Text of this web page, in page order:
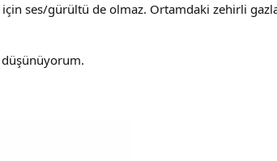
için ses/gürültü de olmaz. Ortamdaki zehirli